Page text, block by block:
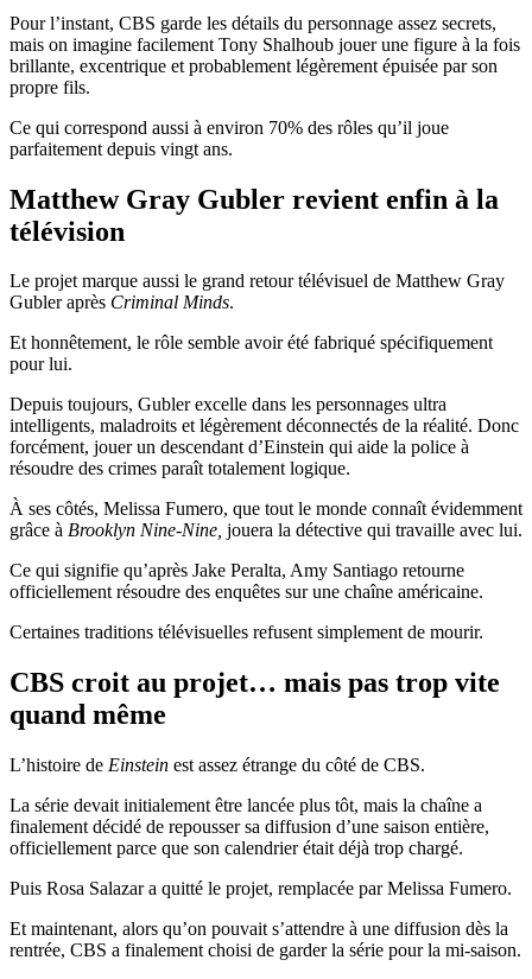
Pour l’instant, CBS garde les détails du personnage assez secrets,
mais on imagine facilement Tony Shalhoub jouer une figure à la fois
brillante, excentrique et probablement légèrement épuisée par son
propre fils.
Ce qui correspond aussi à environ 70% des rôles qu’il joue
parfaitement depuis vingt ans.
Matthew Gray Gubler revient enfin à la
télévision
Le projet marque aussi le grand retour télévisuel de Matthew Gray
Gubler après Criminal Minds.
Et honnêtement, le rôle semble avoir été fabriqué spécifiquement
pour lui.
Depuis toujours, Gubler excelle dans les personnages ultra
intelligents, maladroits et légèrement déconnectés de la réalité. Donc
forcément, jouer un descendant d’Einstein qui aide la police à
résoudre des crimes paraît totalement logique.
À ses côtés, Melissa Fumero, que tout le monde connaît évidemment
grâce à Brooklyn Nine-Nine, jouera la détective qui travaille avec lui.
Ce qui signifie qu’après Jake Peralta, Amy Santiago retourne
officiellement résoudre des enquêtes sur une chaîne américaine.
Certaines traditions télévisuelles refusent simplement de mourir.
CBS croit au projet… mais pas trop vite
quand même
L’histoire de Einstein est assez étrange du côté de CBS.
La série devait initialement être lancée plus tôt, mais la chaîne a
finalement décidé de repousser sa diffusion d’une saison entière,
officiellement parce que son calendrier était déjà trop chargé.
Puis Rosa Salazar a quitté le projet, remplacée par Melissa Fumero.
Et maintenant, alors qu’on pouvait s’attendre à une diffusion dès la
rentrée, CBS a finalement choisi de garder la série pour la mi-saison.